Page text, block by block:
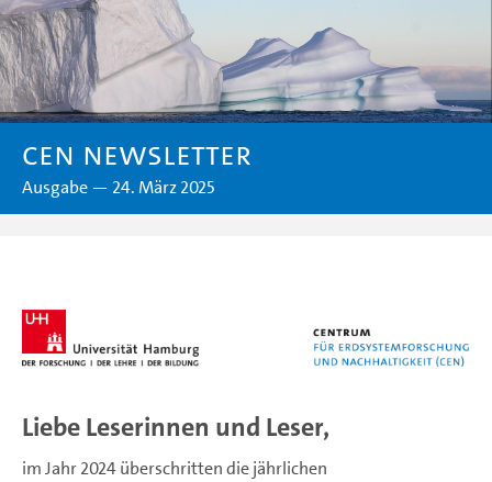
CEN Newsletter
Ausgabe — 24. März 2025
Liebe Leserinnen und Leser,
im Jahr 2024 überschritten die jährlichen